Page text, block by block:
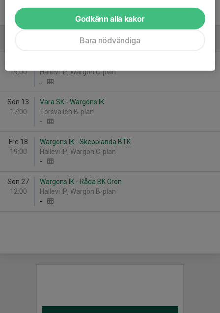
19:00
Hallevi IP, Wargön C-plan
-
Sön 13
17:00
Vara SK - Wargöns IK
Torsvallen B-plan
-
Fre 18
19:00
Wargöns IK - Skepplanda BTK
Hallevi IP, Wargön C-plan
-
Sön 27
12:00
Wargöns IK - Råda BK Grön
Hallevi IP, Wargön B-plan
-
Godkänn alla kakor
Bara nödvändiga